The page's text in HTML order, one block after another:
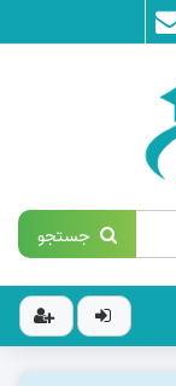
جستجو